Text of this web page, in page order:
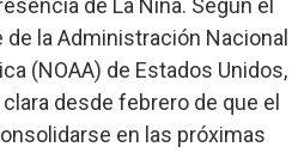
de La Niña. Según el
la Administración Nacional
(NOAA) de Estados Unidos,
desde febrero de que el
en las próximas